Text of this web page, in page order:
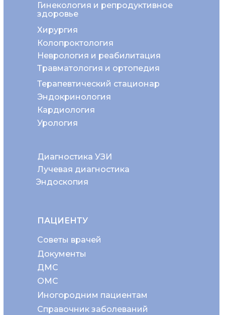
Неврология и реабилитация
Колопроктология
Хирургия
Гинекология и репродуктивное
здоровье
Диагностика УЗИ
Эндоскопия
Травматология и ортопедия
Эндокринология
Терапевтический стационар
Кардиология
Урология
Лучевая диагностика
ПАЦИЕНТУ
Советы врачей
ОМС
Документы
ДМС
Иногородним пациентам
Справочник заболеваний